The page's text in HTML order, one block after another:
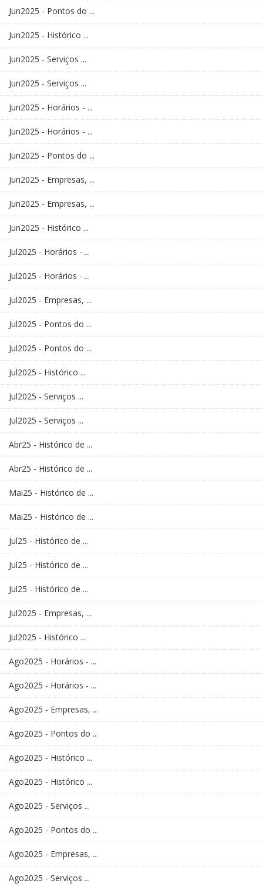
Jun2025 - Pontos do ...
Jun2025 - Histórico ...
Jun2025 - Serviços ...
Jun2025 - Serviços ...
Jun2025 - Horários - ...
Jun2025 - Horários - ...
Jun2025 - Pontos do ...
Jun2025 - Empresas, ...
Jun2025 - Empresas, ...
Jun2025 - Histórico ...
Jul2025 - Horários - ...
Jul2025 - Horários - ...
Jul2025 - Empresas, ...
Jul2025 - Pontos do ...
Jul2025 - Pontos do ...
Jul2025 - Histórico ...
Jul2025 - Serviços ...
Jul2025 - Serviços ...
Abr25 - Histórico de ...
Abr25 - Histórico de ...
Mai25 - Histórico de ...
Mai25 - Histórico de ...
Jul25 - Histórico de ...
Jul25 - Histórico de ...
Jul25 - Histórico de ...
Jul2025 - Empresas, ...
Jul2025 - Histórico ...
Ago2025 - Horários - ...
Ago2025 - Horários - ...
Ago2025 - Empresas, ...
Ago2025 - Pontos do ...
Ago2025 - Histórico ...
Ago2025 - Histórico ...
Ago2025 - Serviços ...
Ago2025 - Pontos do ...
Ago2025 - Empresas, ...
Ago2025 - Serviços ...